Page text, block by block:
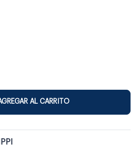
AL CARRITO